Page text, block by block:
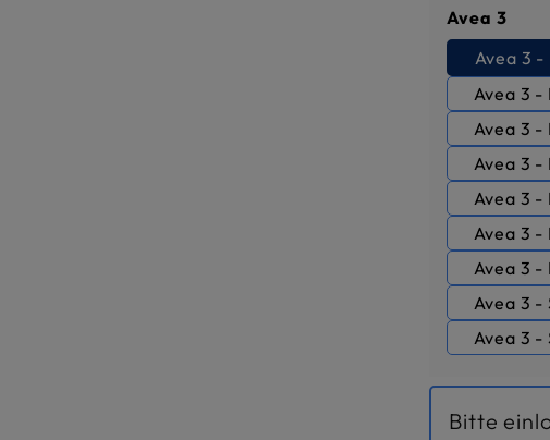
Avea 3
Avea 3
Avea 3
Avea 3 -
Avea 3 -
Avea 3 -
Avea 3
Avea 3 -
Avea 3 -
Avea 3 -
Bitte